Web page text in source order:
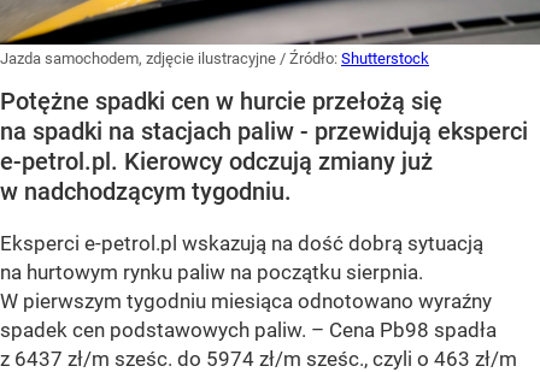
Jazda samochodem, zdjęcie ilustracyjne / Źródło: Shutterstock
Potężne spadki cen w hurcie przełożą się
na spadki na stacjach paliw - przewidują eksperci
e-petrol.pl. Kierowcy odczują zmiany już
w nadchodzącym tygodniu.
Eksperci e-petrol.pl wskazują na dość dobrą sytuacją
na hurtowym rynku paliw na początku sierpnia.
W pierwszym tygodniu miesiąca odnotowano wyraźny
spadek cen podstawowych paliw. – Cena Pb98 spadła
z 6437 zł/m sześc. do 5974 zł/m sześc., czyli o 463 zł/m